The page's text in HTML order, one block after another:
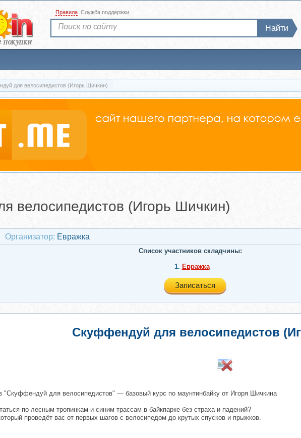
Правила Служба поддержки
Найти
для велосипедистов (Игорь Шичкин)
велосипедистов (Игорь Шичкин)
Организатор: Евражкa
Список участников складчины:
1. Евражкa
Записаться
Скуффендуй для велосипедистов
"Скуффендуй для велосипедистов" — базовый курс по маунтинбайку от Игоря Шичкина
по лесным тропинкам и синим трассам в байкпарке без страха и падений?
проведёт вас от первых шагов с велосипедом до крутых спусков и прыжков.